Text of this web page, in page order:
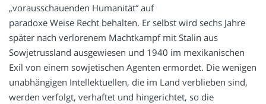
„vorausschauenden Humanität“ auf
paradoxe Weise Recht behalten. Er selbst wird sechs Jahre
später nach verlorenem Machtkampf mit Stalin aus
Sowjetrussland ausgewiesen und 1940 im mexikanischen
Exil von einem sowjetischen Agenten ermordet. Die wenigen
unabhängigen Intellektuellen, die im Land verblieben sind,
werden verfolgt, verhaftet und hingerichtet, so die